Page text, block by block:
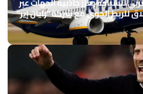
للربط الجوي مع شركة "رايان إير"